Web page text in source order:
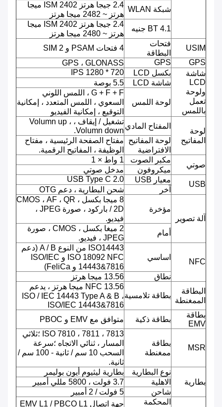
شبكة WLAN
2.4 جيجا هرتز ISM 2402 ميجا
هرتز ~ 2482 ميجا هرتز
BT 4.1 جنيه
2.4 جيجا هرتز ISM 2402 ميجا
هرتز ~ 2480 ميجا هرتز
USIM
فتحات
البطاقة
4 فتحات PSAM و 2 SIM
GPS
GPS
GPS ، GLONASS
شاشة
LCD
ولوحة
تعمل
باللمس
بكسل LCD
720 * 1280 IPS
شاشة LCD
5.5 بوصة
لوحة اللمس
G + F + F ، اللمس اللوني
السعوي ، اللمس المتعدد ، إمكانية
التوقيع ، إمكانية الفيديو
لوحة
المفاتيح
المفتاح المادي
تشغيل / إيقاف ، Volumn up ،
Volumn down.
لوحة المفاتيح
الافتراضية
مفتاح الصفحة الرئيسية ، مفتاح
الوظيفة ، المفاتيح الرقمية.
صوتي
مكبر الصوت
1 واط × 1
ميكروفون
مدخل صوتي
USB
معيار USB
USB Type C 2.0
آخر
شحن البطارية ، دعم OTG
آلة تصوير
مؤخرة
8 ميجا بكسل ، CMOS ، AF ، QR
/ 2D باركود ، صورة JPEG ،
فيديو.
أمام
2 ميغا بكسل ، CMOS ، صورة
JPEG ، فيديو.
NFC
اساسي
ISO14443 من النوع A / B (دعم
ISO 18092 NFC و ISO/IEC
14443&7816 و FeliCa)
نطاق
13.56 ميجا هرتز
البطاقة
الممغنطة
بطاقة تلامسية
NFC 13.56 ميجا هرتز ، يدعم
ISO / IEC 14443 Type A & B ،
ISO/IEC 14443&7816
بطاقة
EMV
بطاقة ذكية متوافق مع EMV و PBOC
MSR
بطاقة
ممغنطة
ISO 7810 ، 7811 ، 7813 ؛ثلاثي
المسار ، ثنائي الاتجاه ؛سرعة
السحب 10 سم / ثانية - 100 سم /
ثانية.
بطارية
نوع البطارية
بطارية ليثيوم أيون بوليمر
الاهلية
3.7 فولت ، 5800 مللي أمبير
شاحن
5 فولت / 2 أمبير
المحكمة
جهة اتصال EMV L1 / PBCO L1